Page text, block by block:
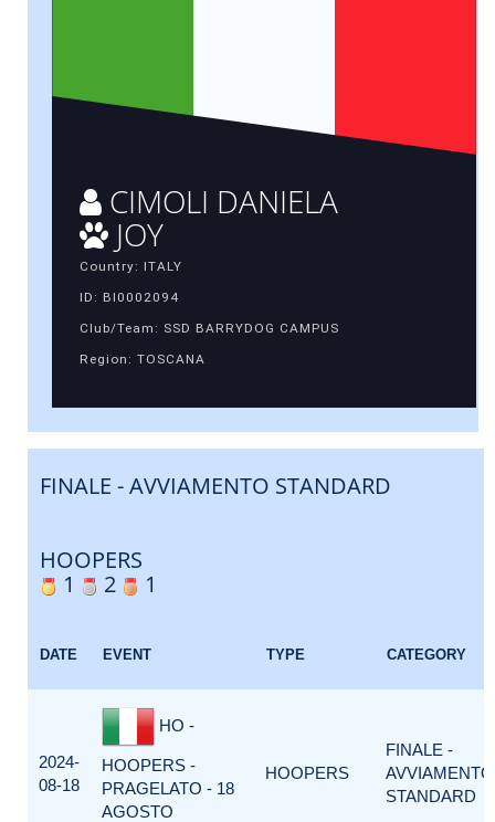
CIMOLI DANIELA
JOY
Country: ITALY
ID: BI0002094
Club/Team: SSD BARRYDOG CAMPUS
Region: TOSCANA
FINALE - AVVIAMENTO STANDARD
HOOPERS
1
2 1
DATE EVENT TYPE CATEGORY
2024-
08-18
HO -
HOOPERS -
PRAGELATO - 18
AGOSTO
HOOPERS
FINALE -
AVVIAMENTO
STANDARD